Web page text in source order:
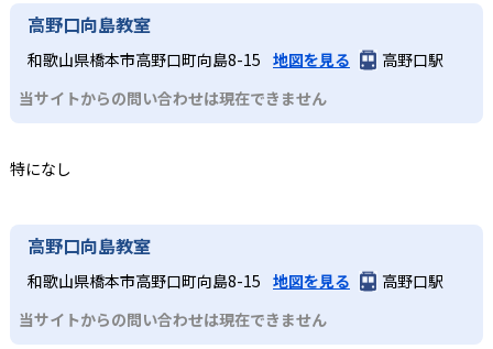
高野口向島教室
和歌山県橋本市高野口町向島8-15 地図を見る
高野口駅
当サイトからの問い合わせは現在できません
特になし
高野口向島教室
和歌山県橋本市高野口町向島8-15 地図を見る
高野口駅
当サイトからの問い合わせは現在できません